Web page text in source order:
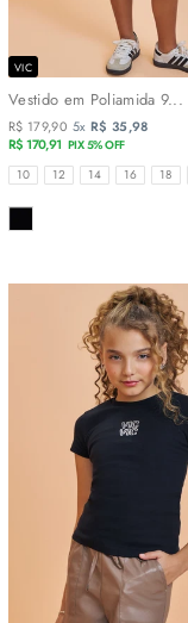
VIC
Vestido em Poliamida 9...
R$ 179,90 5x R$ 35,98
R$ 170,91 PIX 5% OFF
TAMANHOS
10 12 14 16 18
COR